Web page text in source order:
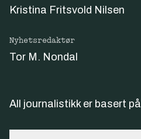
Kristina Fritsvold Nilsen
Nyhetsredaktør
Tor M. Nondal
All journalistikk er basert på